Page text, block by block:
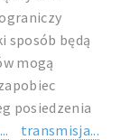
sposób będą
mogą
posiedzenia
transmisja...